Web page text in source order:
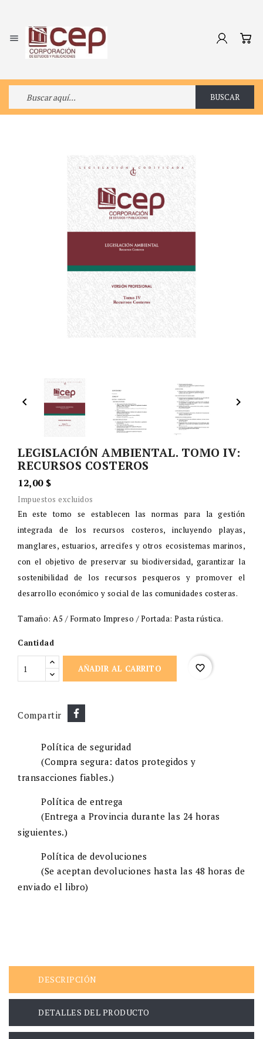

BUSCAR
 
LEGISLACIÓN AMBIENTAL. TOMO IV:
RECURSOS COSTEROS
12,00 $
Impuestos excluidos
En este tomo se establecen las normas para la gestión
integrada de los recursos costeros, incluyendo playas,
manglares, estuarios, arrecifes y otros ecosistemas marinos,
con el objetivo de preservar su biodiversidad, garantizar la
sostenibilidad de los recursos pesqueros y promover el
desarrollo económico y social de las comunidades costeras.
Tamaño: A5 / Formato Impreso / Portada: Pasta rústica.
Cantidad
AÑADIR AL CARRITO favorite_border
Compartir
Política de seguridad
(Compra segura: datos protegidos y
transacciones fiables.)
Política de entrega
(Entrega a Provincia durante las 24 horas
siguientes.)
Política de devoluciones
(Se aceptan devoluciones hasta las 48 horas de
enviado el libro)
DESCRIPCIÓN
DETALLES DEL PRODUCTO